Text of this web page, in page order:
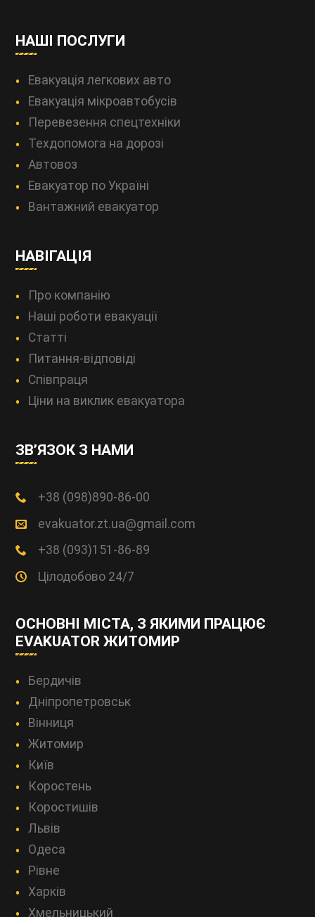
НАШІ ПОСЛУГИ
Евакуація легкових авто
Евакуація мікроавтобусів
Перевезення спецтехніки
Техдопомога на дорозі
Автовоз
Евакуатор по Україні
Вантажний евакуатор
НАВІГАЦІЯ
Про компанію
Наші роботи евакуації
Статті
Питання-відповіді
Співпраця
Ціни на виклик евакуатора
ЗВ’ЯЗОК З НАМИ
+38 (098)890-86-00
evakuator.zt.ua@gmail.com
+38 (093)151-86-89
Цілодобово 24/7
ОСНОВНІ МІСТА, З ЯКИМИ ПРАЦЮЄ
EVAKUATOR ЖИТОМИР
Бердичів
Дніпропетровськ
Вінниця
Житомир
Київ
Коростень
Коростишів
Львів
Одеса
Рівне
Харків
Хмельницький